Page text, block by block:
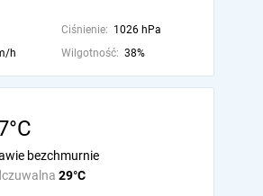
Ciśnienie: 1026 hPa
h Wilgotność: 38%
29°C
bezchmurnie